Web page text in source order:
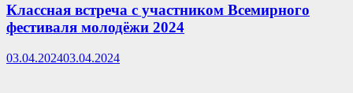
Классная встреча с участником Всемирного
фестиваля молодёжи 2024
03.04.202403.04.2024